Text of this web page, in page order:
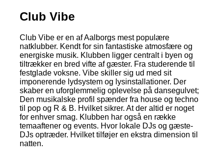
Club Vibe
Club Vibe er en af Aalborgs mest populære
natklubber. Kendt for sin fantastiske atmosfære og
energiske musik. Klubben ligger centralt i byen og
tiltrækker en bred vifte af gæster. Fra studerende til
festglade voksne. Vibe skiller sig ud med sit
imponerende lydsystem og lysinstallationer. Der
skaber en uforglemmelig oplevelse på dansegulvet;
Den musikalske profil spænder fra house og techno
til pop og R & B. Hvilket sikrer. At der altid er noget
for enhver smag. Klubben har også en række
temaaftener og events. Hvor lokale DJs og gæste-
DJs optræder. Hvilket tilføjer en ekstra dimension til
natten.